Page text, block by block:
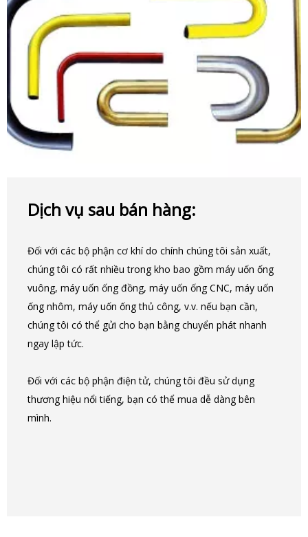
Dịch vụ sau bán hàng:
Đối với các bộ phận cơ khí do chính chúng tôi sản xuất,
chúng tôi có rất nhiều trong kho bao gồm máy uốn ống
vuông, máy uốn ống đồng, máy uốn ống CNC, máy uốn
ống nhôm, máy uốn ống thủ công, v.v. nếu bạn cần,
chúng tôi có thể gửi cho bạn bằng chuyển phát nhanh
ngay lập tức.
Đối với các bộ phận điện tử, chúng tôi đều sử dụng
thương hiệu nổi tiếng, bạn có thể mua dễ dàng bên
mình.